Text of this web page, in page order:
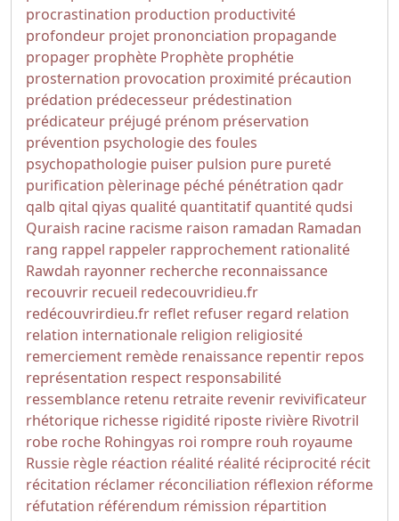
procrastination production productivité
profondeur projet prononciation propagande
propager prophète Prophète prophétie
prosternation provocation proximité précaution
prédation prédecesseur prédestination
prédicateur préjugé prénom préservation
prévention psychologie des foules
psychopathologie puiser pulsion pure pureté
purification pèlerinage péché pénétration qadr
qalb qital qiyas qualité quantitatif quantité qudsi
Quraish racine racisme raison ramadan Ramadan
rang rappel rappeler rapprochement rationalité
Rawdah rayonner recherche reconnaissance
recouvrir recueil redecouvridieu.fr
redécouvrirdieu.fr reflet refuser regard relation
relation internationale religion religiosité
remerciement remède renaissance repentir repos
représentation respect responsabilité
ressemblance retenu retraite revenir revivificateur
rhétorique richesse rigidité riposte rivière Rivotril
robe roche Rohingyas roi rompre rouh royaume
Russie règle réaction réalité réalité réciprocité récit
récitation réclamer réconciliation réflexion réforme
réfutation référendum rémission répartition